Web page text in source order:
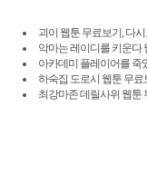
괴이 웹툰 무료보기, 다시
악마는 레이디를 키운다
아카데미 플레이어를 죽
하숙집 도로시 웹툰 무료
최강마존 데릴사위 웹툰